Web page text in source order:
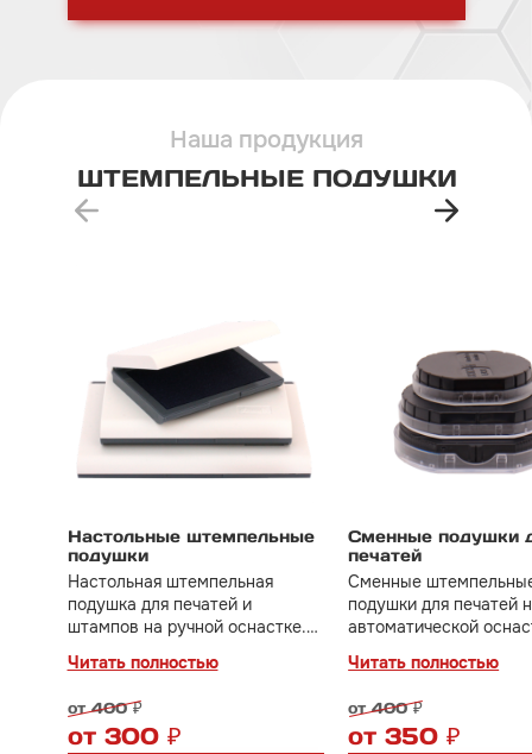
Наша продукция
ШТЕМПЕЛЬНЫЕ ПОДУШКИ
Настольные штемпельные
подушки
Читать полностью
Настольная штемпельная
подушка для печатей и
штампов на ручной оснастке.
мм до 210*148 мм.
от 400 ₽
от 300 ₽
Сменные подушки
печатей
Читать полностью
Сменные
подушки для печатей
автоматической
подушку необходимо
Цена зависит от
оснастки.
от 400 ₽
от 350 ₽